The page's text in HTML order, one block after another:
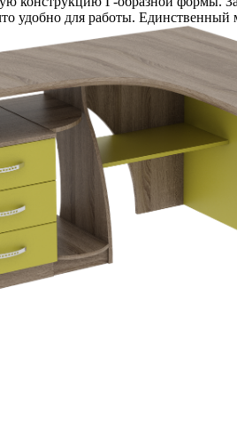
удобно для работы.